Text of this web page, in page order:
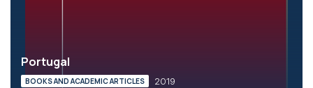
Portugal
BOOKS AND ACADEMIC ARTICLES 2019